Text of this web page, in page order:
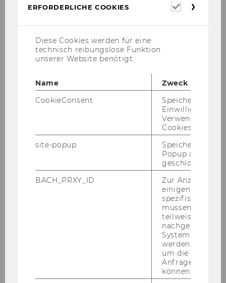
Prozessmanagement
Bevollmächtigung/
Department für Marketing
172
Department Öffentliches Recht
und Steuerrecht
Bevollmächtigungen gemäß §
28 Universitätsgesetz 2002/
ERFORDERLICHE COOKIES
Diese Cookies werden für eine
technisch reibungslose Funktion
unserer Website benötigt.
Name
Zweck
CookieConsent
Speichert Ihre
Einwilligung zur
Verwendung von
Cookies.
site-popup
Speichert ob ein
Popup
geschlossen
BACH_PRXY_ID
Zur Anzeige von
einigen WU-
spezifischen
müssen
teilweise von
nachgelagerten
System
werden.
um die Antwort
Anfrage
können.